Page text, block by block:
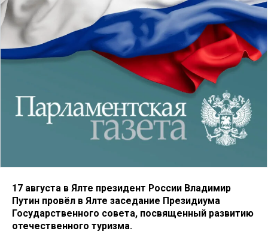
17 августа в Ялте президент России Владимир
Путин провёл в Ялте заседание Президиума
Государственного совета, посвященный развитию
отечественного туризма.